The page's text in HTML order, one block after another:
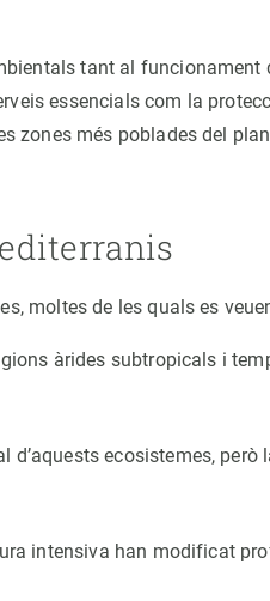
tant al
essencials com la
zones més poblades del
moltes de les quals es
àrides subtropicals i
d’aquests ecosistemes,
intensiva han modificat